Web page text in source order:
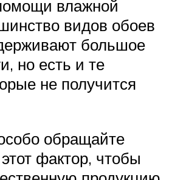
влажной
видов обоев
большое
но есть и те
не получится
обращайте
фактор, чтобы